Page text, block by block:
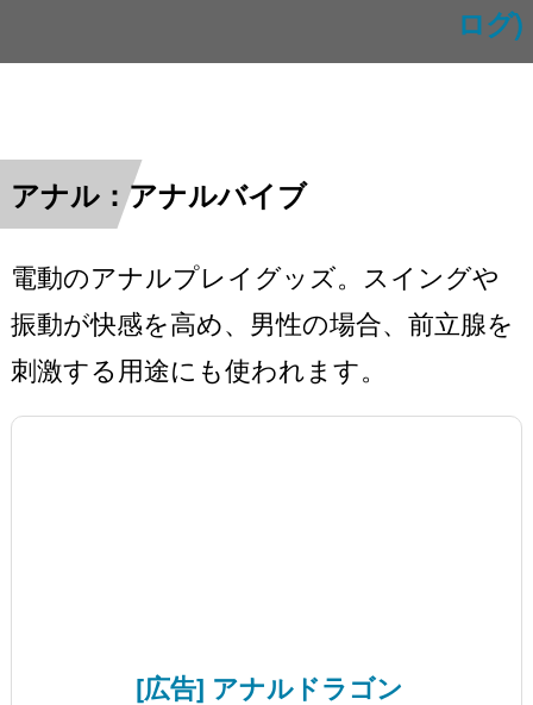
ログ)
アナル：アナルバイブ
電動のアナルプレイグッズ。スイングや
振動が快感を高め、男性の場合、前立腺を
刺激する用途にも使われます。
[広告] アナルドラゴン